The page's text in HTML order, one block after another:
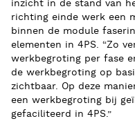
inzicht in de stand van
richting einde werk een
binnen de module
elementen in 4PS. “Zo
werkbegroting per fase
de werkbegroting op
zichtbaar. Op deze
een werkbegroting bij
gefaciliteerd in 4PS.”